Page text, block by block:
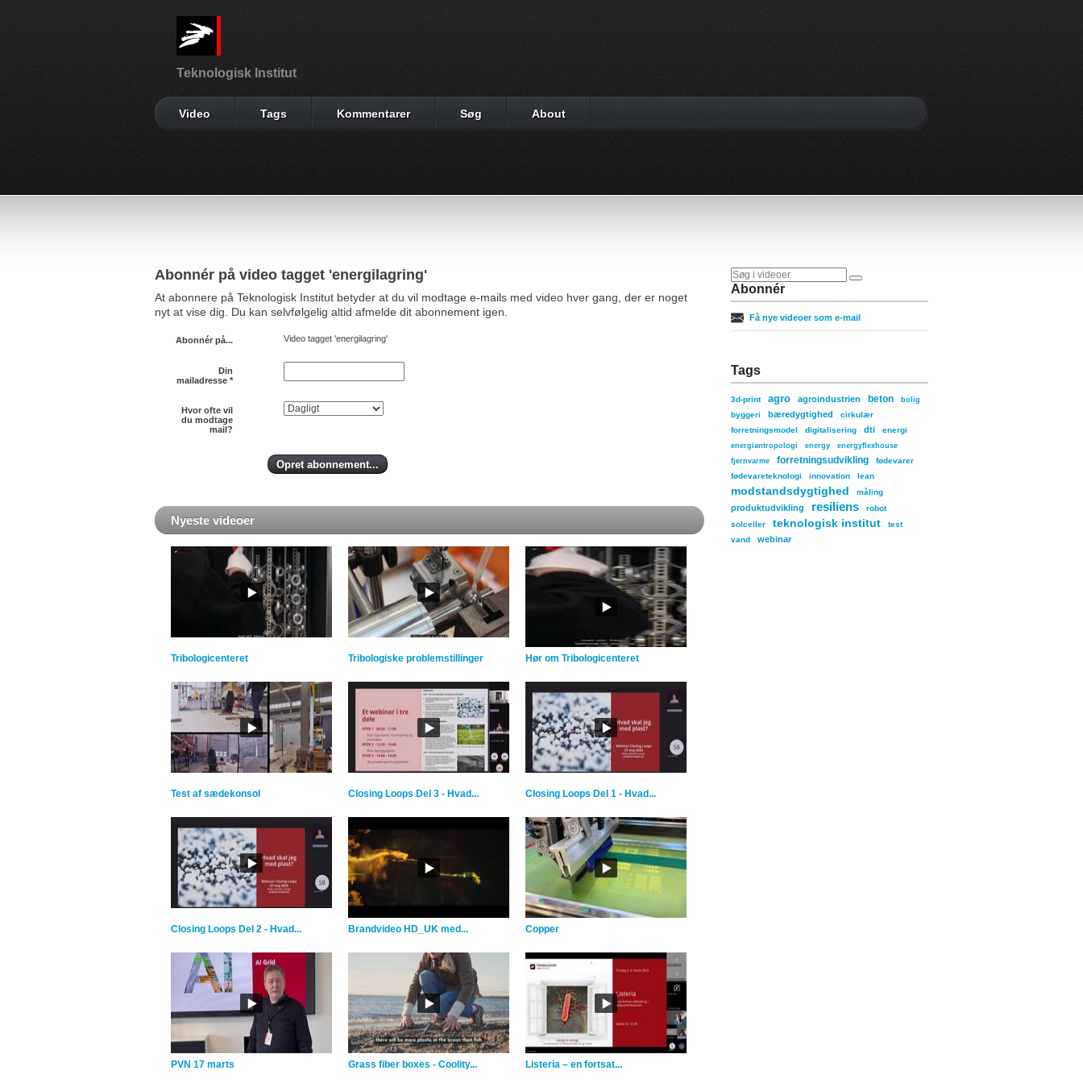
Teknologisk Institut
Video Tags Kommentarer Søg About
Abonnér
Få nye videoer som e-mail
Tags
3d-print agro agroindustrien beton bolig
byggeri bæredygtighed
cirkulær
forretningsmodel
digitalisering dti energi
energiantropologi energy
energyflexhouse
fjernvarme
forretningsudvikling
fødevarer
fødevareteknologi
innovation lean
modstandsdygtighed måling
produktudvikling resiliens
robot
solceller
teknologisk institut
test
vand
webinar
Abonnér på video tagget 'energilagring'
At abonnere på Teknologisk Institut betyder at du vil modtage e-mails med video hver gang, der er noget
nyt at vise dig. Du kan selvfølgelig altid afmelde dit abonnement igen.
Abonnér på... Video tagget 'energilagring'
Din
mailadresse *
Hvor ofte vil
du modtage
mail?
Nyeste videoer
Tribologicenteret Tribologiske problemstillinger Hør om Tribologicenteret
Test af sædekonsol Closing Loops Del 3 - Hvad... Closing Loops Del 1 - Hvad...
Closing Loops Del 2 - Hvad... Brandvideo HD_UK med... Copper
PVN 17 marts Grass fiber boxes - Coolity... Listeria – en fortsat...